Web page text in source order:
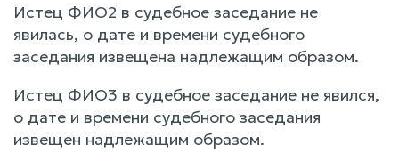
Истец ФИО2 в судебное заседание не
явилась, о дате и времени судебного
заседания извещена надлежащим образом.
Истец ФИО3 в судебное заседание не явился,
о дате и времени судебного заседания
извещен надлежащим образом.